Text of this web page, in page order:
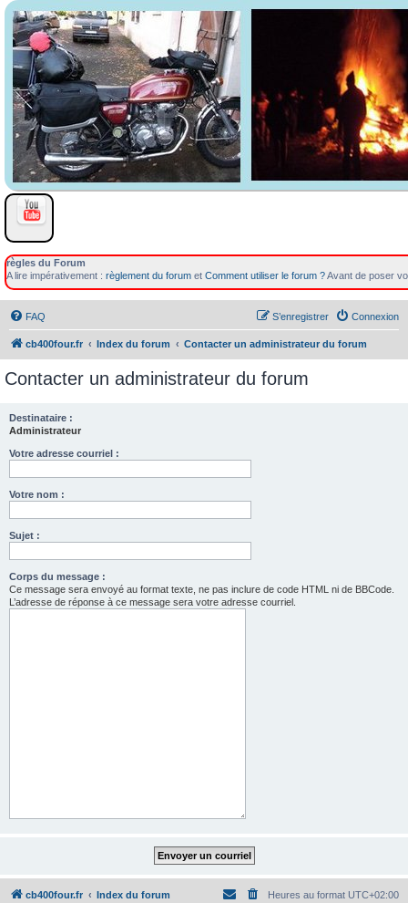
règles du Forum
A lire impérativement : règlement du forum et Comment utiliser le forum ?Avant de poser
FAQ Connexion
S’enregistrer
cb400four.fr Index du forum Contacter un administrateur du forum
Contacter un administrateur du forum
Destinataire :
Administrateur
Votre adresse courriel :
Votre nom :
Sujet :
Corps du message :
Ce message sera envoyé au format texte, ne pas inclure de code HTML ni de BBCode.
L’adresse de réponse à ce message sera votre adresse courriel.
cb400four.fr Index du forum Heures au format UTC+02:00